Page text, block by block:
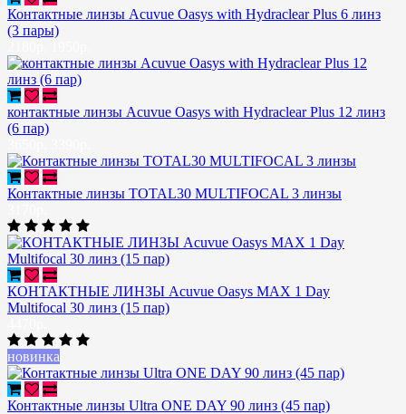
Контактные линзы Acuvue Oasys with Hydraclear Plus 6 линз
(3 пары)
контактные линзы Acuvue Oasys with Hydraclear Plus 12 линз
(6 пар)
Контактные линзы TOTAL30 MULTIFOCAL 3 линзы
КОНТАКТНЫЕ ЛИНЗЫ Acuvue Oasys MAX 1 Day
Multifocal 30 линз (15 пар)
новинка
Контактные линзы Ultra ONE DAY 90 линз (45 пар)